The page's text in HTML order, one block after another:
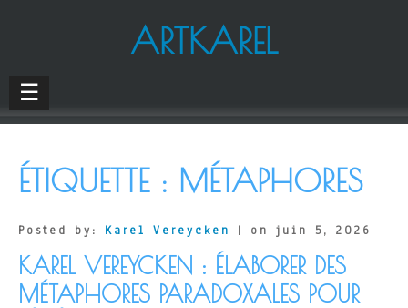
ARTKAREL
☰
ÉTIQUETTE : MÉTAPHORES
Posted by: Karel Vereycken | on juin 5, 2026
KAREL VEREYCKEN : ÉLABORER DES
MÉTAPHORES PARADOXALES POUR